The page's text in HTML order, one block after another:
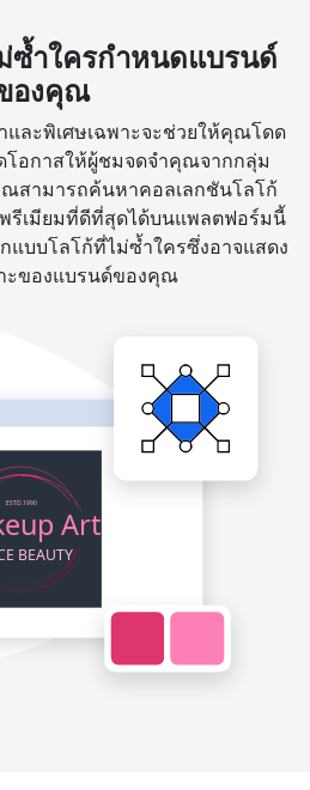
ซ้ำใครกำหนดแบรนด์
องคุณ
ละพิเศษเฉพาะจะช่วยให้คุณโดด
โอกาสให้ผู้ชมจดจำคุณจากกลุ่ม
สามารถค้นหาคอลเลกชันโลโก้
รีเมียมที่ดีที่สุดได้บนแพลตฟอร์มนี้
บบโลโก้ที่ไม่ซ้ำใครซึ่งอาจแสดง
ะของแบรนด์ของคุณ